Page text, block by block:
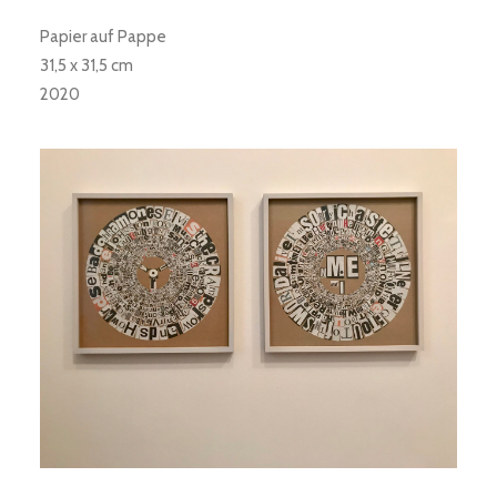
Papier auf Pappe
31,5 x 31,5 cm
2020